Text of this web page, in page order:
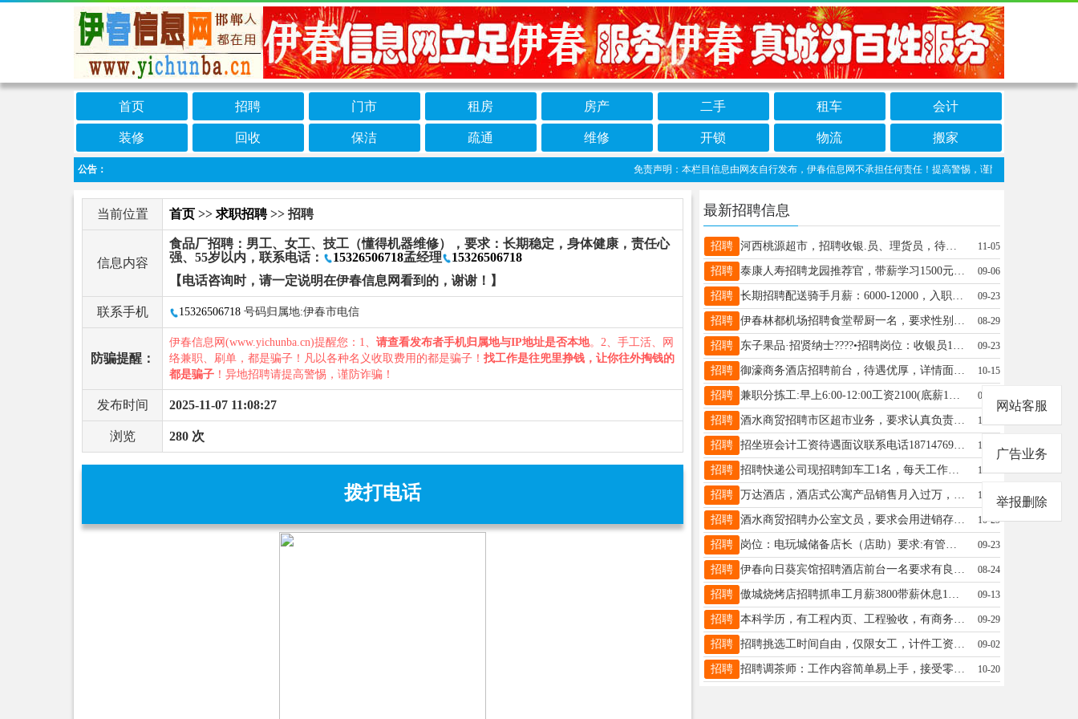
首页 招聘 门市 租房 房产 二手 租车 会计
装修 回收 保洁 疏通 维修 开锁 物流 搬家
公告： 免责声明：本栏目信息由网友自行发布，伊春信息网不承担任何责任！提高警惕，谨防诈骗！做推广、做信
当前位置 首页 >> 求职招聘>> 招聘
信息内容
食品厂招聘：男工、女工、技工（懂得机器维修），要求：长期稳定，身体健康，责任心
强、55岁以内，联系电话：
15326506718孟经理
15326506718
【电话咨询时，请一定说明在伊春信息网看到的，谢谢！】
联系手机 15326506718 号码归属地:伊春市电信
防骗提醒：
伊春信息网(www.yichunba.cn)提醒您：1、 请查看发布者手机归属地与IP地址是否本地。2、手工活、网
络兼职、刷单，都是骗子！凡以各种名义收取费用的都是骗子！ 找工作是往兜里挣钱，让你往外掏钱的
都是骗子 ！异地招聘请提高警惕，谨防诈骗！
发布时间 2025-11-07 11:08:27
浏览 280 次
拨打电话
最新招聘信息
招聘 河西桃源超市，招聘收银.员、理货员，待遇优厚，工资面议(提供两顿工作餐)！有意者电联,非诚勿扰！贾女士15704589979 11-05
招聘 泰康人寿招聘龙园推荐官，带薪学习1500元/月每天上班2个小时员工制待遇如果你有大专以上学历，每月2500元泰康储备优秀人才研修班年龄25岁一45岁，优秀者放宽到55岁工作时间：早8.30至10.30正式员工福利有4项保险保障，2项奖金保障外加社保补贴全面保障收入无上限！现在开始面试，面试成功者有精美礼品呦！每天上午9点，咨询电话：13766737044。姚姚经13766737044 09-06
招聘 长期招聘配送骑手月薪：6000-12000，入职奖励2000，车辆电瓶首月免费使用，车辆补贴1000，老骑手回归奖2000元????????业务经理：月薪4000-7000，20岁以上，男女不限，学历不限，有无经验均可陈女士18504581458 09-23
招聘 伊春林都机场招聘食堂帮厨一名，要求性别女，身体健康，联系人：李经理电话13846671055李经理13846671055 08-29
招聘 东子果品·招贤纳士????•招聘岗位：收银员1名????•岗位要求：女性，年龄25-45岁????•薪资待遇：底薪3200元+满勤200元（每月享1天带薪休息~）•其他说明：具体工作事宜面议????•联系电话：13115582000☎️黄女士13115582000 09-23
招聘 御濠商务酒店招聘前台，待遇优厚，详情面谈御濠18545486333 10-15
招聘 兼职分拣工:早上6:00-12:00工资2100(底薪1900+200满勤)工作内容:分拣扫描快件全职内勤:工资4000(底薪3800+200满勤)工作内容:分拣扫描快件装卸工:工资4000(底薪3800+200满勤)工作内容:装卸快件林业局司机:B证司机工资5000(底薪4800+200满勤)要求:无重大疾病脑梗心梗心脏病等工作地点:汇源展厅对面。联系电话:13766789712王经理15304580178 08-28
招聘 酒水商贸招聘市区超市业务，要求认真负责，有工作经验，联系电话17845087999梁志17845087999 11-04
招聘 招坐班会计工资待遇面议联系电话18714769995姜18714769995 10-10
招聘 招聘快递公司现招聘卸车工1名，每天工作时间为7.00-10.00，另招聘长工4名，底薪+满勤，有意向者电联：18324689991（打这个电话号）助理19815593613 10-08
招聘 万达酒店，酒店式公寓产品销售月入过万，提成高，只要你来。任职要求：年龄20-40岁，男女不限，形象气质佳。培训后上岗，有无房地产销售经验均可。工作时间：早9:00-晚17:00。免费提供午餐，伙食好，咖啡奶茶随便喝。马总13384583658 10-15
招聘 酒水商贸招聘办公室文员，要求会用进销存软件，有工作经验，联系电话17845087999梁志17845087999 10-29
招聘 岗位：电玩城储备店长（店助）要求:有管理岗工作经验者优先薪资：5000-8000包吃包住工作时间：9:00-22:00，月休四天联系方式：13804850735全女士13804850735 09-23
招聘 伊春向日葵宾馆招聘酒店前台一名要求有良好的沟通能力和亲和力，工资底薪三千+售房提成，工作地点伊春八中附近，工作时间上一休一 08-24
招聘 傲城烧烤店招聘抓串工月薪3800带薪休息1天下午两点到凌晨一点左右招聘长期小时工5点到12点15一小时伙食好活好干能力强工资可以上调张雨18904588832 09-13
招聘 本科学历，有工程内页、工程验收，有商务沟通经验优先。要求工作长期稳定，认真细致，有意者加微信注明招聘发简历，转正五险一金王女士13766759202 09-29
招聘 招聘挑选工时间自由，仅限女工，计件工资，到月就开，长期招人，真实有效地址桥北河西杨女士15561915598 09-02
招聘 招聘调茶师：工作内容简单易上手，接受零基础，月薪3500-5000，月休2天，要求年龄35岁以下，工作积极，态度认真，服务意识强乐乐茶18345873369 10-20
网站客服
广告业务
举报删除